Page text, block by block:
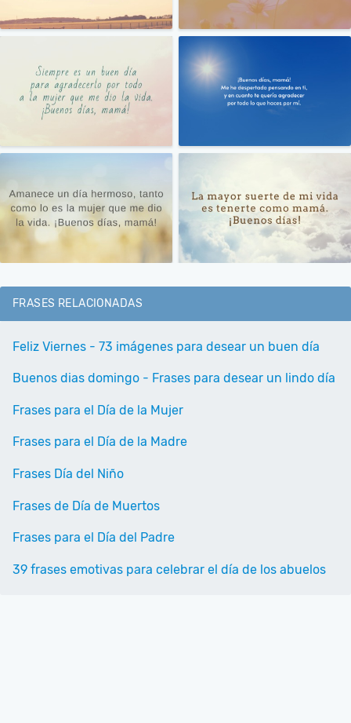
FRASES RELACIONADAS
Feliz Viernes - 73 imágenes para desear un buen día
Buenos dias domingo - Frases para desear un lindo día
Frases para el Día de la Mujer
Frases para el Día de la Madre
Frases Día del Niño
Frases de Día de Muertos
Frases para el Día del Padre
39 frases emotivas para celebrar el día de los abuelos